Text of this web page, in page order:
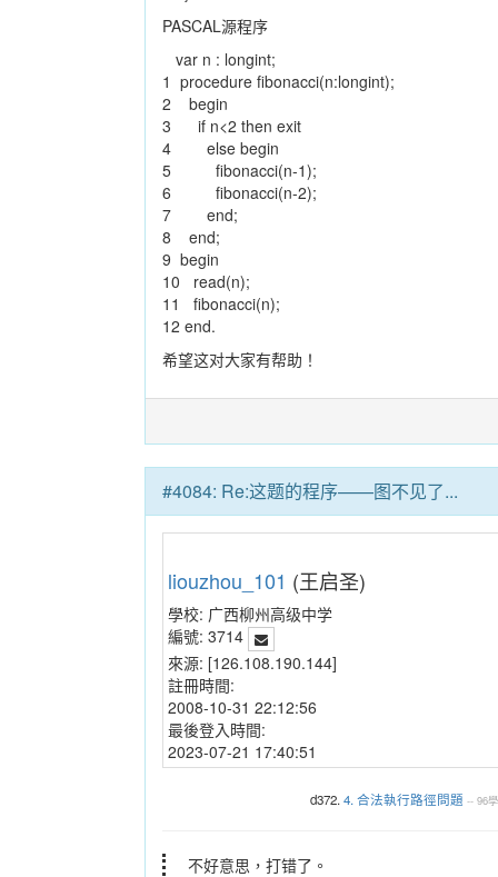
PASCAL源程序
var n : longint;
1 procedure fibonacci(n:longint);
2 begin
3 if n<2 then exit
4 else begin
5 fibonacci(n-1);
6 fibonacci(n-2);
7 end;
8 end;
9 begin
10 read(n);
11 fibonacci(n);
12 end.
希望这对大家有帮助！
#4084: Re:这题的程序——图不见了...
liouzhou_101 (王启圣)
學校: 广西柳州高级中学
編號: 3714
來源: [126.108.190.144]
註冊時間:
2008-10-31 22:12:56
最後登入時間:
2023-07-21 17:40:51
d372. 4. 合法執行路徑問題 -- 96
不好意思，打错了。